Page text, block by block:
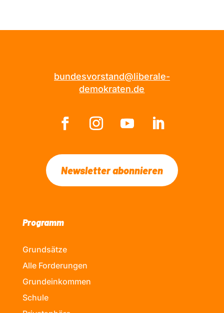
bundesvorstand@liberale-
demokraten.de
Newsletter abonnieren
Programm
Grundsätze
Alle Forderungen
Grundeinkommen
Schule